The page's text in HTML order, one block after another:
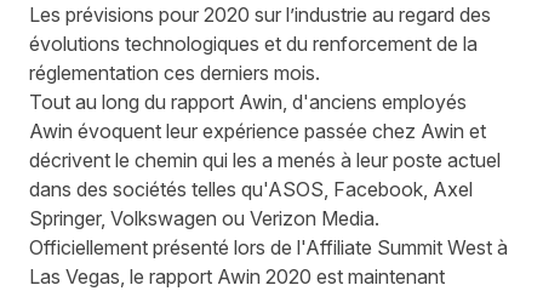
Les prévisions pour 2020 sur l’industrie au regard des
évolutions technologiques et du renforcement de la
réglementation ces derniers mois.
Tout au long du rapport Awin, d'anciens employés
Awin évoquent leur expérience passée chez Awin et
décrivent le chemin qui les a menés à leur poste actuel
dans des sociétés telles qu'ASOS, Facebook, Axel
Springer, Volkswagen ou Verizon Media.
Officiellement présenté lors de l'Affiliate Summit West à
Las Vegas, le rapport Awin 2020 est maintenant